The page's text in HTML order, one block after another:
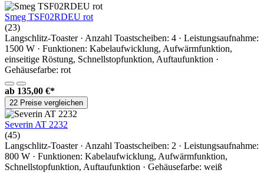
Smeg TSF02RDEU rot
(23)
Langschlitz-Toaster · Anzahl Toastscheiben: 4 · Leistungsaufnahme:
1500 W · Funktionen: Kabelaufwicklung, Aufwärmfunktion,
einseitige Röstung, Schnellstopfunktion, Auftaufunktion ·
Gehäusefarbe: rot
ab 135,00 €*
22 Preise vergleichen
Severin AT 2232
(45)
Langschlitz-Toaster · Anzahl Toastscheiben: 2 · Leistungsaufnahme:
800 W · Funktionen: Kabelaufwicklung, Aufwärmfunktion,
Schnellstopfunktion, Auftaufunktion · Gehäusefarbe: weiß